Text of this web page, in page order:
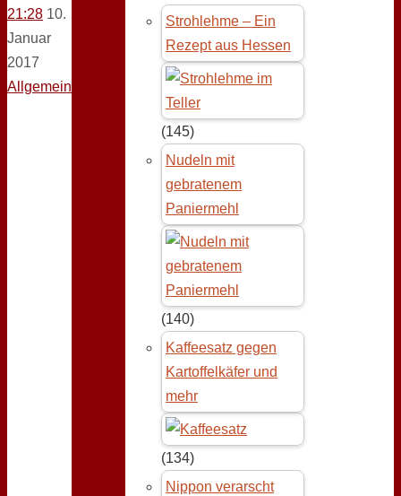
21:28 10.
Januar
2017
Allgemein
Strohlehme – Ein
Rezept aus Hessen
(145)
Nudeln mit
gebratenem
Paniermehl
(140)
Kaffeesatz gegen
Kartoffelkäfer und
mehr
(134)
Nippon verarscht